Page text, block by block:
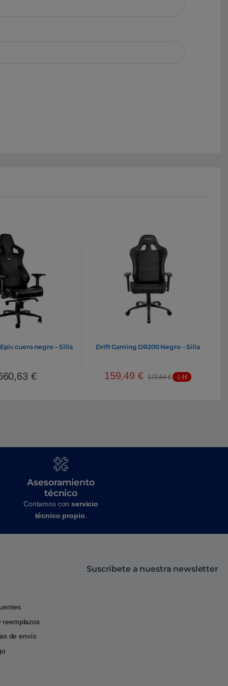
cuero negro – Silla
€
Drift Gaming DR200 Negro – Silla
159,49 € 173,64€ -14€
Asesoramiento
técnico
Contamos conservicio
técnico propio.
reemplazos
de envío
Suscríbete a nuestra newsletter